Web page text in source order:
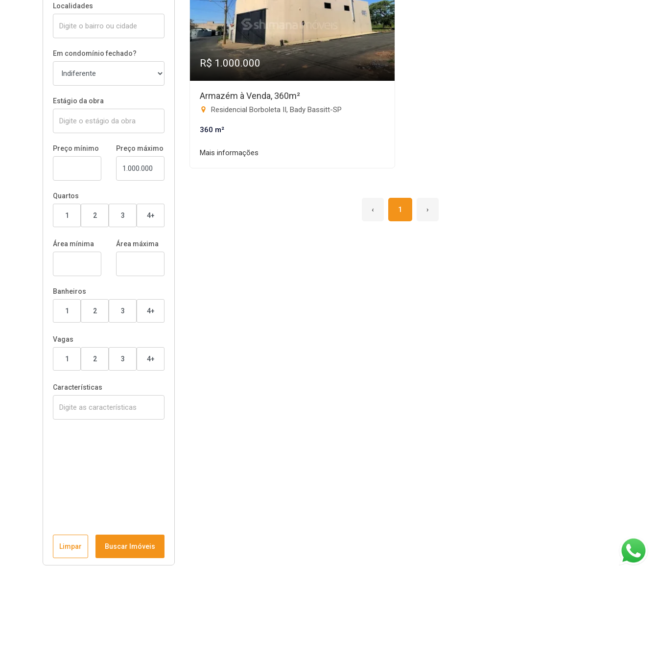
Localidades
Em condomínio fechado?
Estágio da obra
Preço mínimo Preço máximo
Quartos
1 2 3 4+
Área mínima Área máxima
Banheiros
1 2 3 4+
Vagas
1 2 3 4+
Características
Limpar Buscar Imóveis
R$ 1.000.000
Armazém à Venda, 360m²
Residencial Borboleta II, Bady Bassitt-SP
360 m²
Mais informações
‹ 1 ›